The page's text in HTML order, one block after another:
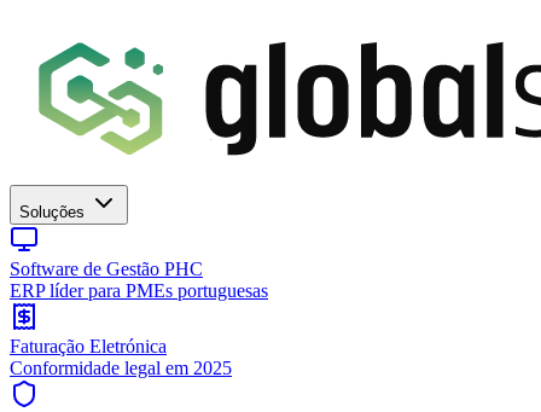
Soluções
Software de Gestão PHC
ERP líder para PMEs portuguesas
Faturação Eletrónica
Conformidade legal em 2025